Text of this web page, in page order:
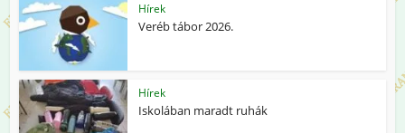
Hírek
Veréb tábor 2026.
Hírek
Iskolában maradt ruhák